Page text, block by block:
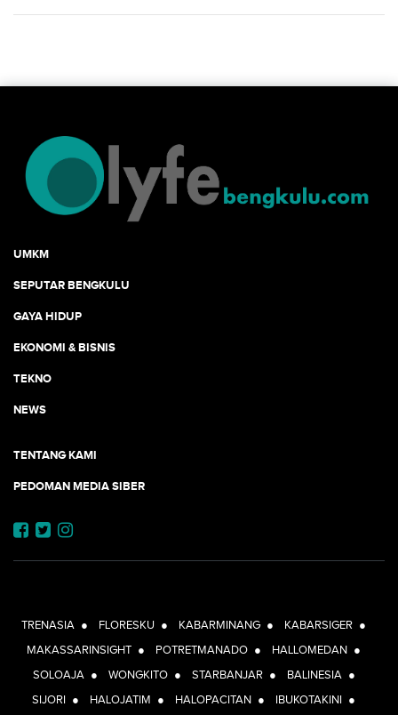
UMKM
SEPUTAR BENGKULU
GAYA HIDUP
EKONOMI & BISNIS
TEKNO
NEWS
TENTANG KAMI
PEDOMAN MEDIA SIBER
TRENASIA ● FLORESKU ● KABARMINANG ● KABARSIGER ●
MAKASSARINSIGHT ● POTRETMANADO ● HALLOMEDAN ●
SOLOAJA ● WONGKITO ● STARBANJAR ● BALINESIA ●
SIJORI ● HALOJATIM ● HALOPACITAN ● IBUKOTAKINI ●